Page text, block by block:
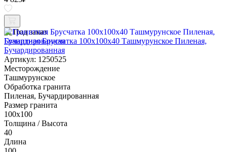
Под заказ
Гранитная Брусчатка 100х100x40 Ташмурунское Пиленая,
Бучардированная
Артикул: 1250525
Месторождение
Ташмурунское
Обработка гранита
Пиленая, Бучардированная
Размер гранита
100х100
Толщина / Высота
40
Длина